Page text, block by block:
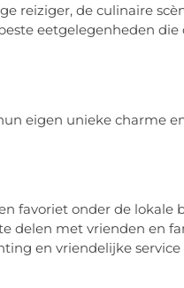
reiziger, de culinaire
eetgelegenheden die
eigen unieke charme
favoriet onder de lokale
delen met vrienden en
en vriendelijke